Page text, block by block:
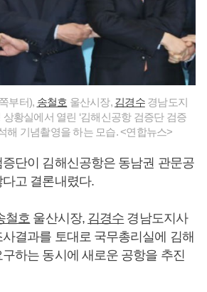
부터), 송철호 울산시장, 김경수경남도지
황실에서 열린 ‘김해신공항 검증단 검증
해 기념촬영을 하는 모습. <연합뉴스>
단이 김해신공항은 동남권 관문공
고 결론내렸다.
철호 울산시장, 김경수 경남도지사
결과를 토대로 국무총리실에 김해
하는 동시에 새로운 공항을 추진